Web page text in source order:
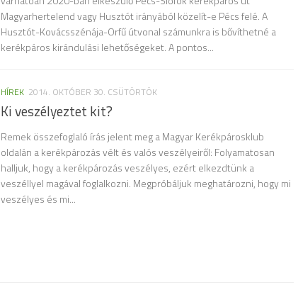
Magyarhertelend vagy Husztót irányából közelít-e Pécs felé. A
Husztót-Kovácsszénája-Orfű útvonal számunkra is bővíthetné a
kerékpáros kirándulási lehetőségeket. A pontos...
HÍREK 2014. OKTÓBER 30. CSÜTÖRTÖK
Ki veszélyeztet kit?
Remek összefoglaló írás jelent meg a Magyar Kerékpárosklub
oldalán a kerékpározás vélt és valós veszélyeiről: Folyamatosan
halljuk, hogy a kerékpározás veszélyes, ezért elkezdtünk a
veszéllyel magával foglalkozni. Megpróbáljuk meghatározni, hogy mi
veszélyes és mi...